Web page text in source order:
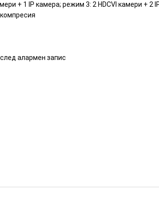
+ 1 IP камера; режим 3: 2 HDCVI камери + 2
алармен запис